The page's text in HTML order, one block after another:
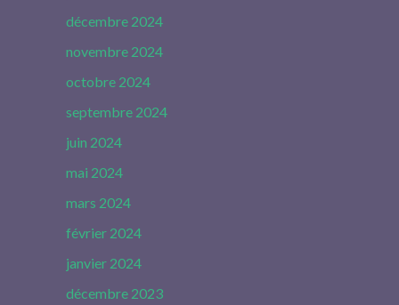
décembre 2024
novembre 2024
octobre 2024
septembre 2024
juin 2024
mai 2024
mars 2024
février 2024
janvier 2024
décembre 2023